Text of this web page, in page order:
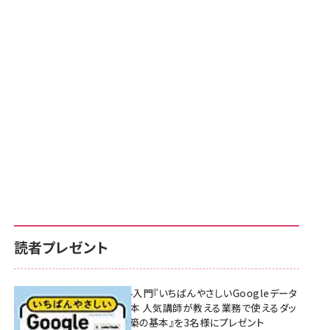
読者プレゼント
無料BIツール入門『いちばんやさしいGoogleデータ
ポータルの教本 人気講師が教える業務で使えるダッ
シュボード構築の基本』を3名様にプレゼント